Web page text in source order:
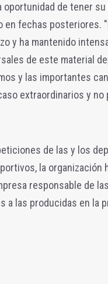
oportunidad de tener
en fechas posteriores.
y ha mantenido
de este material
y las importantes
extraordinarios y
de las y los
la
responsable de
a las producidas en la